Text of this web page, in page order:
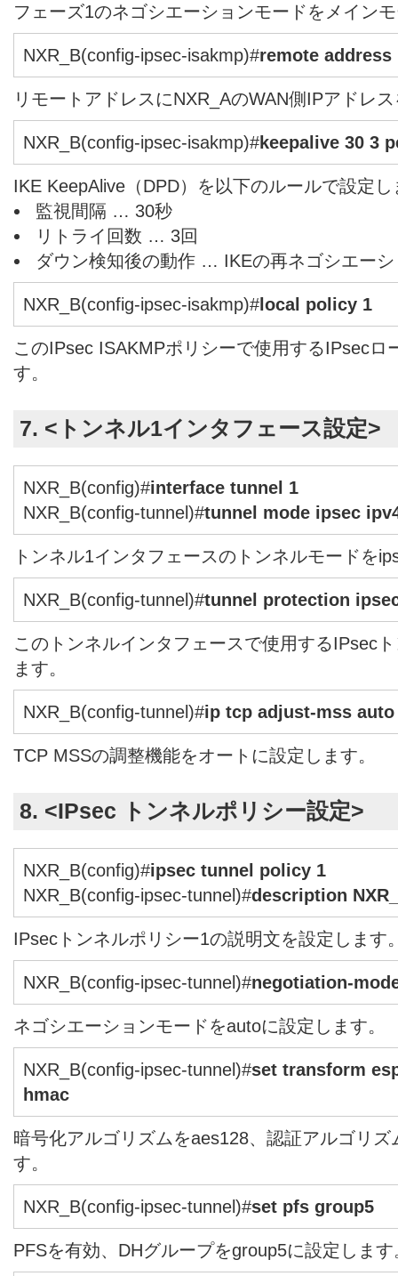
フェーズ1のネゴシエーションモードをメイン
NXR_B(config-ipsec-isakmp)#remote address
リモートアドレスにNXR_AのWAN側IPアドレ
NXR_B(config-ipsec-isakmp)#keepalive 30 3
IKE KeepAlive（DPD）を以下のルールで設定し
監視間隔 … 30秒
リトライ回数 … 3回
ダウン検知後の動作 … IKEの再ネゴシエーシ
NXR_B(config-ipsec-isakmp)#local policy 1
このIPsec ISAKMPポリシーで使用するIPsecロ
す。
7. <トンネル1インタフェース設定>
NXR_B(config)#interface tunnel 1
NXR_B(config-tunnel)#tunnel mode ipsec
トンネル1インタフェースのトンネルモードを
NXR_B(config-tunnel)#tunnel protection
このトンネルインタフェースで使用するIPsec
ます。
NXR_B(config-tunnel)#ip tcp adjust-mss auto
TCP MSSの調整機能をオートに設定します。
8. <IPsec トンネルポリシー設定>
NXR_B(config)#ipsec tunnel policy 1
NXR_B(config-ipsec-tunnel)#description
IPsecトンネルポリシー1の説明文を設定します
NXR_B(config-ipsec-tunnel)#negotiation-
ネゴシエーションモードをautoに設定します。
NXR_B(config-ipsec-tunnel)#set transform
hmac
暗号化アルゴリズムをaes128、認証アルゴリ
す。
NXR_B(config-ipsec-tunnel)#set pfs group5
PFSを有効、DHグループをgroup5に設定します